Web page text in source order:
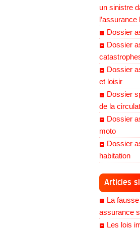
un sinistre
l’assurance
Dossier
Dossier
Dossier
et loisir
Dossier
de la
Dossier
moto
Dossier
habitation
Articles
La
assurance
Les lois